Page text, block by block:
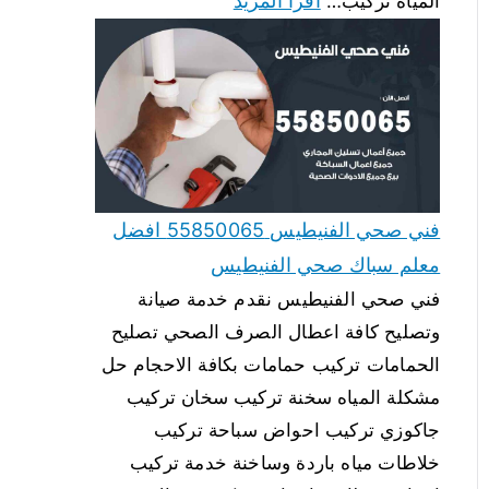
فني صحي الفنيطيس 55850065 افضل
معلم سباك صحي الفنيطيس
فني صحي الفنيطيس نقدم خدمة صيانة
وتصليح كافة اعطال الصرف الصحي تصليح
الحمامات تركيب حمامات بكافة الاحجام حل
مشكلة المياه سخنة تركيب سخان تركيب
جاكوزي تركيب احواض سباحة تركيب
خلاطات مياه باردة وساخنة خدمة تركيب